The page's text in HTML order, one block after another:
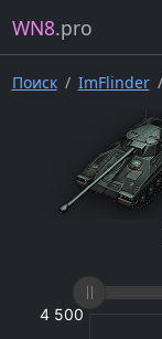
WN8.pro
Поиск ImFlinder